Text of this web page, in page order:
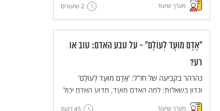
שיעור לימים קשים.
מערך שיעור 2 שיעורים
"אָדָם מוּעָד לְעוֹלָם" - על טבע האדם: טוב או
רע?
נהרהר בקביעה של חז"ל: 'אָדָם מוּעָד לְעוֹלָם'
ונדון בשאלות: למה האדם מוּעָד, מדוע האדם יכול
להזיק כמו חיות שאינן מאולפות?
מערך שיעור 45 דקות